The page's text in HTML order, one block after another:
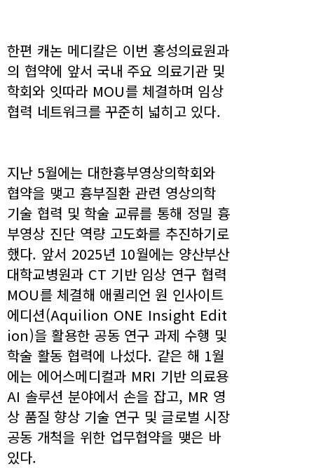
한편 캐논 메디칼은 이번 홍성의료원과
의 협약에 앞서 국내 주요 의료기관 및
학회와 잇따라 MOU를 체결하며 임상
협력 네트워크를 꾸준히 넓히고 있다.
지난 5월에는 대한흉부영상의학회와
협약을 맺고 흉부질환 관련 영상의학
기술 협력 및 학술 교류를 통해 정밀 흉
부영상 진단 역량 고도화를 추진하기로
했다. 앞서 2025년 10월에는 양산부산
대학교병원과 CT 기반 임상 연구 협력
MOU를 체결해 애퀼리언 원 인사이트
에디션(Aquilion ONE Insight Edit
ion)을 활용한 공동 연구 과제 수행 및
학술 활동 협력에 나섰다. 같은 해 1월
에는 에어스메디컬과 MRI 기반 의료용
AI 솔루션 분야에서 손을 잡고, MR 영
상 품질 향상 기술 연구 및 글로벌 시장
공동 개척을 위한 업무협약을 맺은 바
있다.